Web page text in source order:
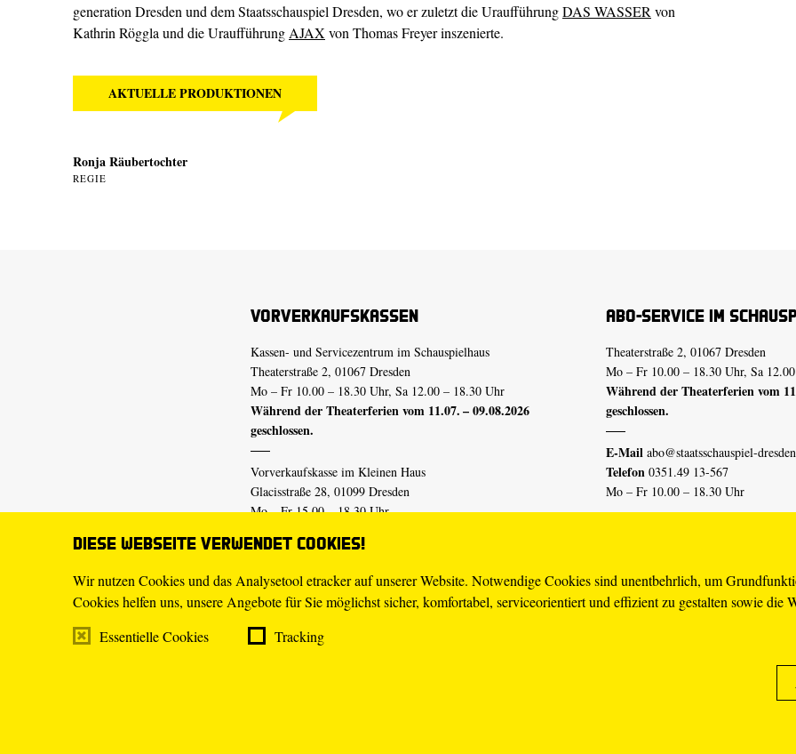
Diese Webseite verwendet Cookies!
Wir nutzen Cookies und das Analysetool etracker auf unserer Website. Notwendige Cookies sind unentbehrlich, um
Cookies helfen uns, unsere Angebote für Sie möglichst sicher, komfortabel, serviceorientiert und effizient zu gestalten sowie die
Essentielle Cookies
Tracking
generation Dresden und dem Staatsschauspiel Dresden, wo er zuletzt die UraufführungDAS WASSER von
Kathrin Röggla und die Uraufführung AJAX von Thomas Freyer inszenierte.
AKTUELLE PRODUKTIONEN
Ronja Räubertochter
REGIE
Vorverkaufskassen
Kassen- und Servicezentrum im Schauspielhaus
Theaterstraße 2, 01067 Dresden
Mo – Fr 10.00 – 18.30 Uhr, Sa 12.00 – 18.30 Uhr
Während der Theaterferien vom 11.07. – 09.08.2026
geschlossen.
Vorverkaufskasse im Kleinen Haus
Glacisstraße 28, 01099 Dresden
Mo – Fr 15.00 – 18.30 Uhr
geschlossen.
E-Mail tickets@staatsschauspiel-dresden.de
Telefon 0351.49 13-555
Mo – Fr 10.00 – 18.30 Uhr
Abo-Service im
Theaterstraße 2, 01067 Dresden
Mo – Fr 10.00 – 18.30 Uhr, Sa
Während der Theaterferien vom
geschlossen.
E-Mail abo@staatsschauspiel-
Telefon 0351.49 13-567
Mo – Fr 10.00 – 18.30 Uhr
Erklärung Barrierefreiheit